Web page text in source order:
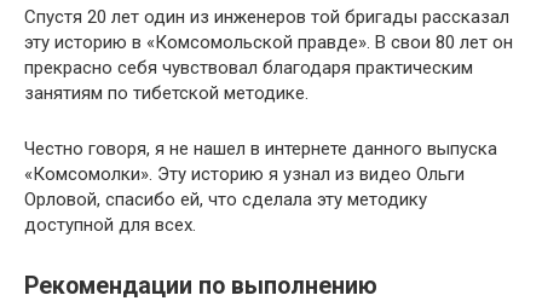
Спустя 20 лет один из инженеров той бригады рассказал
эту историю в «Комсомольской правде». В свои 80 лет он
прекрасно себя чувствовал благодаря практическим
занятиям по тибетской методике.
Честно говоря, я не нашел в интернете данного выпуска
«Комсомолки». Эту историю я узнал из видео Ольги
Орловой, спасибо ей, что сделала эту методику
доступной для всех.
Рекомендации по выполнению